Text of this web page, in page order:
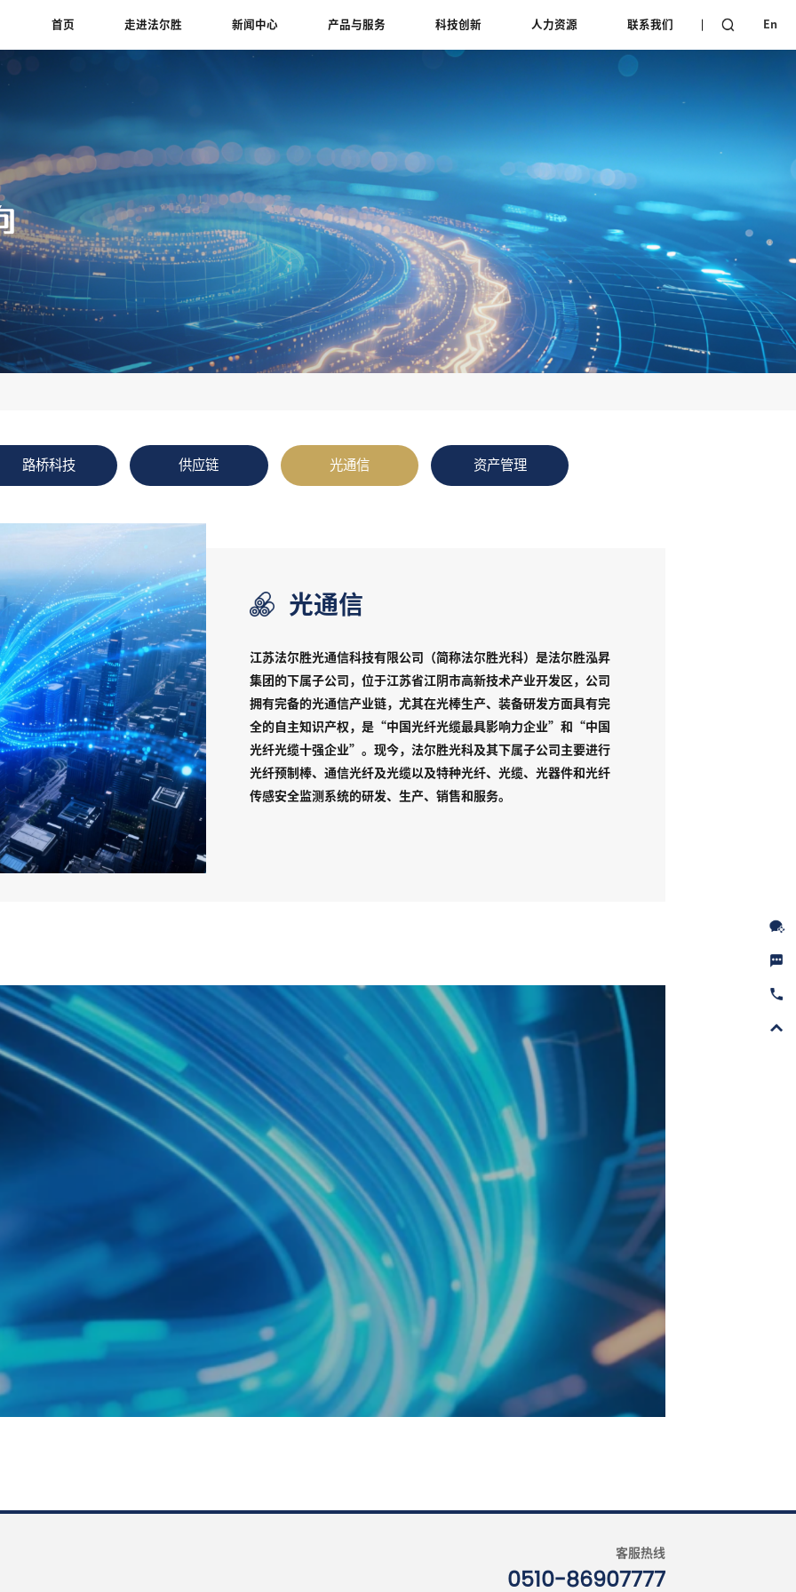
首页 走进法尔胜 新闻中心 产品与服务 科技创新 人力资源 联系我们 En
路桥科技 供应链 光通信 资产管理
光通信
江苏法尔胜光通信科技有限公司（简称法尔胜光科）是法尔胜泓昇
集团的下属子公司，位于江苏省江阴市高新技术产业开发区，公司
拥有完备的光通信产业链，尤其在光棒生产、装备研发方面具有完
全的自主知识产权，是“中国光纤光缆最具影响力企业”和“中国
光纤光缆十强企业”。现今，法尔胜光科及其下属子公司主要进行
光纤预制棒、通信光纤及光缆以及特种光纤、光缆、光器件和光纤
传感安全监测系统的研发、生产、销售和服务。
客服热线
0510-86907777